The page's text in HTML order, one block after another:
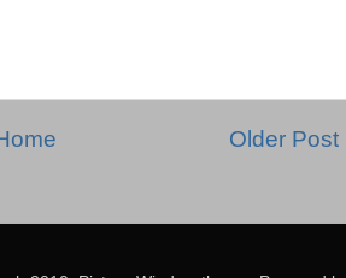
Older Post